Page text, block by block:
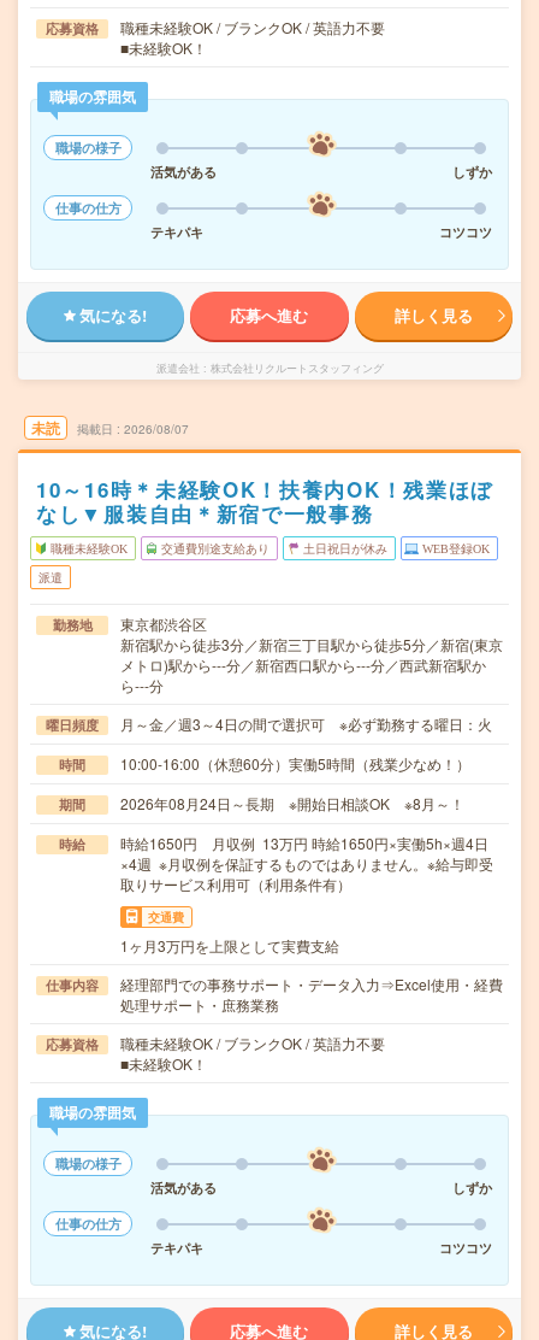
応募資格
職種未経験OK / ブランクOK / 英語力不要
■未経験OK！
職場の雰囲気
職場の様子
活気がある
しずか
仕事の仕方
テキパキ
コツコツ
気になる! 応募へ進む 詳しく見る
派遣会社 株式会社リクルートスタッフィング
未読 掲載日 2026/08/07
10～16時＊未経験OK！扶養内OK！残業ほぼ
なし▼服装自由＊新宿で一般事務
職種未経験OK 交通費別途支給あり 土日祝日が休み WEB登録OK
派遣
勤務地
東京都渋谷区
新宿駅から徒歩3分／新宿三丁目駅から徒歩5分／新宿(東京
メトロ)駅から---分／新宿西口駅から---分／西武新宿駅か
ら---分
曜日頻度 月～金／週3～4日の間で選択可 ※必ず勤務する曜日：火
時間 10:00-16:00（休憩60分）実働5時間（残業少なめ！）
期間 2026年08月24日～長期 ※開始日相談OK ※8月～！
時給
時給1650円 月収例 13万円 時給1650円×実働5h×週4日
×4週 ※月収例を保証するものではありません。※給与即受
取りサービス利用可（利用条件有）
交通費
1ヶ月3万円を上限として実費支給
仕事内容
経理部門での事務サポート・データ入力⇒Excel使用・経費
処理サポート・庶務業務
応募資格
職種未経験OK / ブランクOK / 英語力不要
■未経験OK！
職場の雰囲気
職場の様子
活気がある
しずか
仕事の仕方
テキパキ
コツコツ
気になる! 応募へ進む 詳しく見る